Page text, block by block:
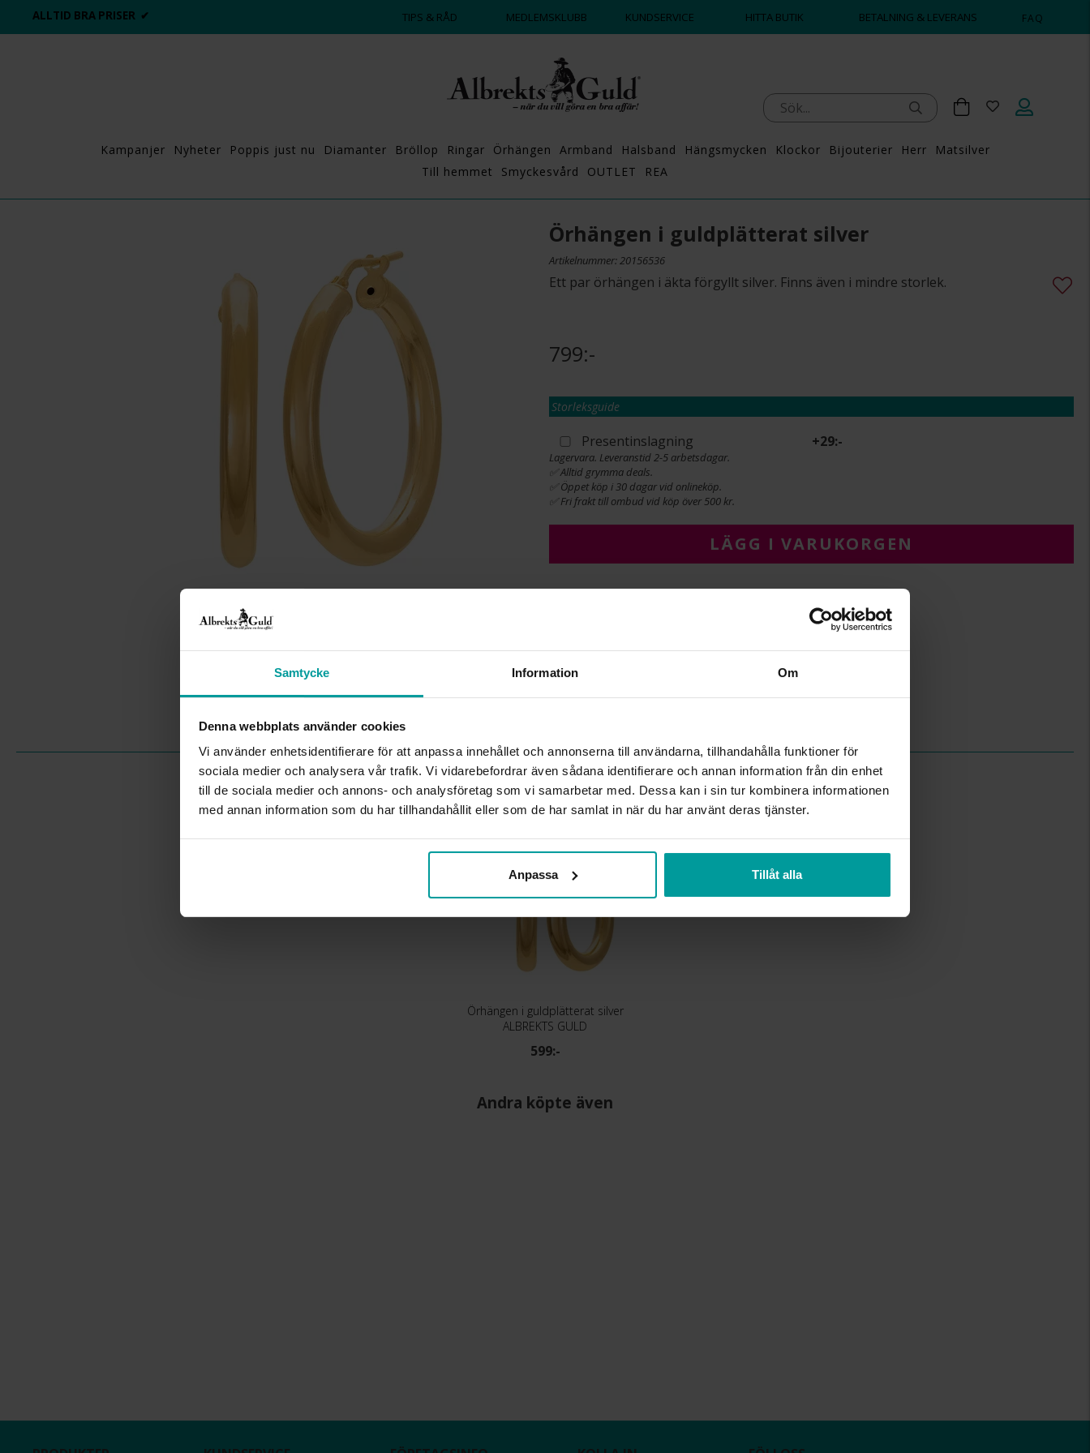
Samtycke Information Om
Denna webbplats använder cookies
Vi använder enhetsidentifierare för att anpassa innehållet och annonserna till användarna, tillhandahålla funktioner för
sociala medier och analysera vår trafik. Vi vidarebefordrar även sådana identifierare och annan information från din enhet
till de sociala medier och annons- och analysföretag som vi samarbetar med. Dessa kan i sin tur kombinera informationen
med annan information som du har tillhandahållit eller som de har samlat in när du har använt deras tjänster.
Anpassa Tillåt alla
ALLTID BRA PRISER ✔ DAGS ATT POPPA?
TIPS & RÅD MEDLEMSKLUBB KUNDSERVICE HITTA BUTIK BETALNING & LEVERANS FAQ
Kampanjer Nyheter Poppis just nu Diamanter Bröllop Ringar Örhängen Armband Halsband Hängsmycken Klockor Bijouterier Herr
Matsilver
Till hemmet
Smyckesvård OUTLET REA
Örhängen i guldplätterat silver
Artikelnummer: 20156536
Ett par örhängen i äkta förgyllt silver. Finns även i mindre storlek.
799:-
Storleksguide
Presentinslagning +29:-
Lagervara. Leveranstid 2-5 arbetsdagar.
✅ Alltid grymma deals.
✅ Öppet köp i 30 dagar vid onlineköp.
✅ Fri frakt till ombud vid köp över 500 kr.
LÄGG I VARUKORGEN
BREDD CA (MM)
4
DIAMETER CA (MM)
Liknande produkter
Örhängen i guldplätterat silver
ALBREKTS GULD
599:-
Andra köpte även